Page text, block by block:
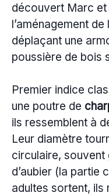
découvert Marc
l’aménagement
déplaçant une
poussière de bois
Premier indice
une poutre de
ils ressemblent à
Leur diamètre
circulaire, souvent
d’aubier (la partie
adultes sortent, ils